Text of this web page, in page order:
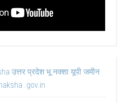
उत्तर प्रदेश भू नक्शा यूपी जमीन
.gov.in